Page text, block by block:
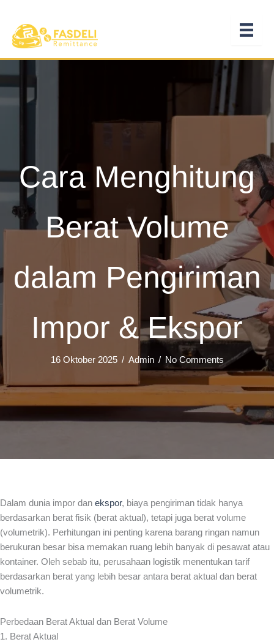
konten
Cara Menghitung
Berat Volume
dalam Pengiriman
Impor & Ekspor
16 Oktober 2025 / Admin / No Comments
Dalam dunia impor dan ekspor, biaya pengiriman tidak hanya
berdasarkan berat fisik (berat aktual), tetapi juga berat volume
(volumetrik). Perhitungan ini penting karena barang ringan namun
berukuran besar bisa memakan ruang lebih banyak di pesawat atau
kontainer. Oleh sebab itu, perusahaan logistik menentukan tarif
berdasarkan berat yang lebih besar antara berat aktual dan berat
volumetrik.
Perbedaan Berat Aktual dan Berat Volume
1. Berat Aktual